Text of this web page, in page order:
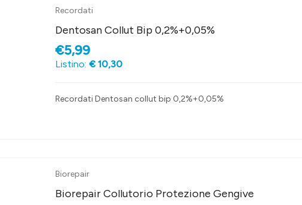
Recordati
Dentosan Collut Bip 0,2%+0,05%
€5,99
Listino: € 10,30
Recordati Dentosan collut bip 0,2%+0,05%
Biorepair
Biorepair Collutorio Protezione Gengive